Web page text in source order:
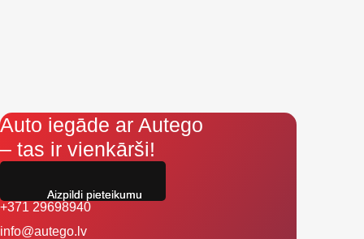
Auto iegāde ar Autego
– tas ir vienkārši!
+371 29698940
info@autego.lv